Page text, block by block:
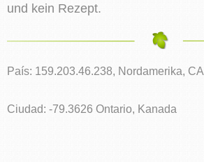
und kein Rezept.
País: 159.203.46.238, Nordamerika, CA
Ciudad: -79.3626 Ontario, Kanada